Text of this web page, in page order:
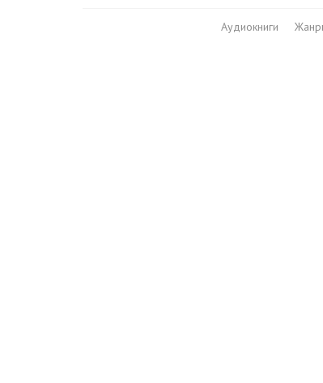
Аудиокниги